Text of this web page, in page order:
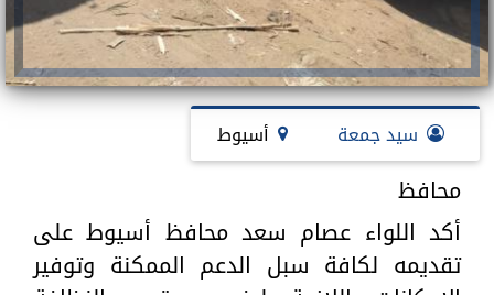
سيد جمعة أسيوط
محافظ
أكد اللواء عصام سعد محافظ أسيوط على
تقديمه لكافة سبل الدعم الممكنة وتوفير